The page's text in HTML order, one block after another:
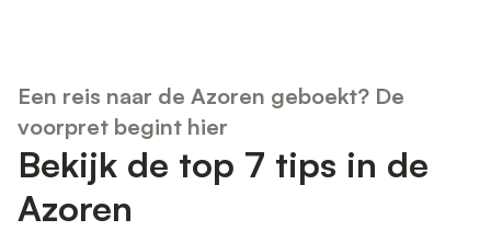
Een reis naar de Azoren geboekt? De
voorpret begint hier
Bekijk de top 7 tips in de
Azoren